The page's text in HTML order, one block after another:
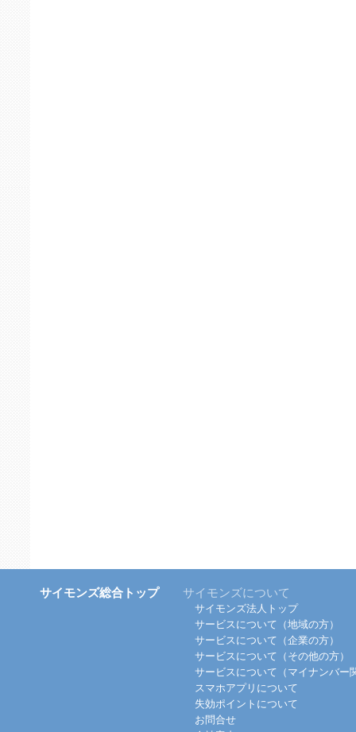
サイモンズ総合トップ サイモンズについて
サイモンズ法人トップ
サービスについて（地域の方）
サービスについて（企業の方）
サービスについて（その他の方）
サービスについて（マイナンバー
スマホアプリについて
失効ポイントについて
お問合せ